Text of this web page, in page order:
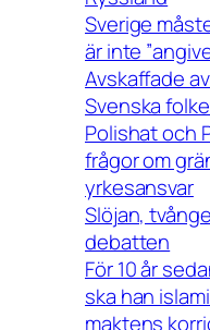
Sverige
är inte
Avskaffade
Svenska
Polishat och
frågor om
yrkesansvar
Slöjan,
debatten
För 10 år
ska han
maktens